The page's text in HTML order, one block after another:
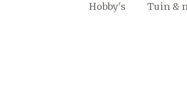
Hobby's Tuin &